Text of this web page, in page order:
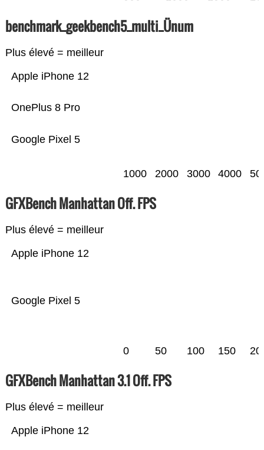
benchmark_geekbench5_multi_Ünum
Plus élevé = meilleur
Google Pixel 5
OnePlus 8 Pro
Apple iPhone 12
1000 2000 3000 4000
GFXBench Manhattan Off. FPS
Plus élevé = meilleur
Google Pixel 5
Apple iPhone 12
0 50 100 150
GFXBench Manhattan 3.1 Off. FPS
Plus élevé = meilleur
Apple iPhone 12